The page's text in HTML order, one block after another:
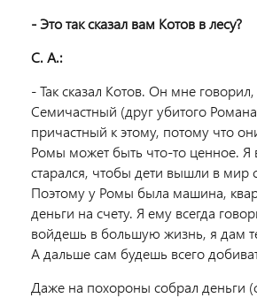
- Это так сказал вам Котов в лесу?
С. А.:
- Так сказал Котов. Он мне
Семичастный (друг убитого
причастный к этому, потому что
Ромы может быть что-то ценное. Я
старался, чтобы дети вышли в мир
Поэтому у Ромы была машина,
деньги на счету. Я ему всегда
войдешь в большую жизнь, я дам
А дальше сам будешь всего
Даже на похороны собрал деньги